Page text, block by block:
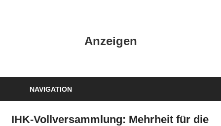
Anzeigen
NAVIGATION
IHK-Vollversammlung: Mehrheit für die